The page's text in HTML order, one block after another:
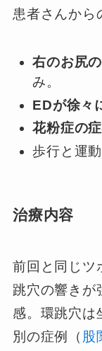
患者さんから
右のお尻
み。
EDが徐々
花粉症の
歩行と運
治療内容
前回と同じツ
跳穴の響きが
感。環跳穴は
別の症例（ 股